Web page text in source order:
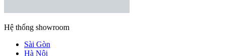
Hệ thống showroom
Sài Gòn
Hà Nội